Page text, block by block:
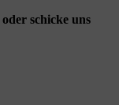
oder schicke uns